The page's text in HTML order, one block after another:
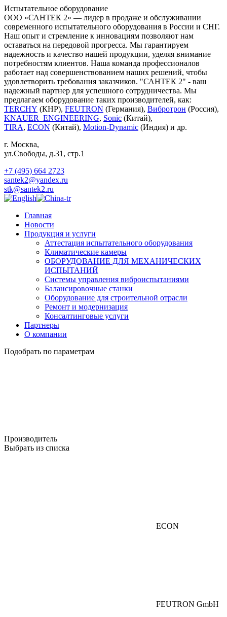
Испытательное оборудование
ООО «САНТЕК 2» — лидер в продаже и обслуживании
современного испытательного оборудования в России и СНГ.
Наш опыт и стремление к инновациям позволяют нам
оставаться на передовой прогресса. Мы гарантируем
надежность и качество нашей продукции, уделяя внимание
потребностям клиентов. Наша команда профессионалов
работает над совершенствованием наших решений, чтобы
удовлетворить требования заказчиков. "САНТЕК 2" - ваш
надежный партнер для успешного сотрудничества. Мы
предлагаем оборудование таких производителей, как:
TERCHY (КНР), FEUTRON (Германия), Вибротрон (Россия),
KNAUER_ENGINEERING, Sonic (Китай),
TIRA, ECON (Китай), Motion-Dynamic (Индия) и др.
г. Москва,
ул.Свободы, д.31, стр.1
+7 (495) 664 2723
santek2@yandex.ru
stk@santek2.ru
Главная
Новости
Продукция и услуги
Аттестация испытательного оборудования
Климатические камеры
ОБОРУДОВАНИЕ ДЛЯ МЕХАНИЧЕСКИХ
ИСПЫТАНИЙ
Системы управления виброиспытаниями
Балансировочные станки
Оборудование для строительной отрасли
Ремонт и модернизация
Консалтинговые услуги
Партнеры
О компании
Подобрать по параметрам
Производитель
Выбрать из списка
ECON
FEUTRON GmbH